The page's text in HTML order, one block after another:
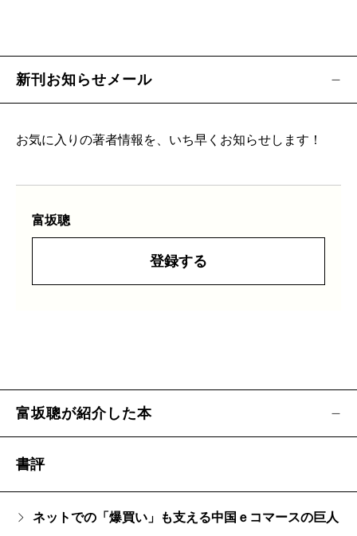
新刊お知らせメール
お気に入りの著者情報を、いち早くお知らせします！
富坂聰
登録する
富坂聰が紹介した本
書評
ネットでの「爆買い」も支える中国ｅコマースの巨人